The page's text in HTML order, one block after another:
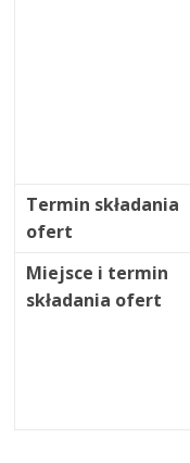
Termin składania
ofert
Miejsce i termin
składania ofert